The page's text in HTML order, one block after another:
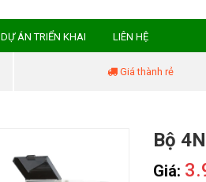
DỰ ÁN TRIỂN KHAI LIÊN HỆ
Giá thành rẻ
Bộ
Giá: